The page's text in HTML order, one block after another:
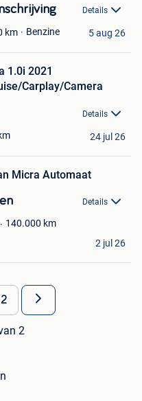
Details
km Benzine 5 aug 26
1.0i 2021
Carplay/Camera
Details
24 jul 26
Micra Automaat
Details
140.000 km
2 jul 26
2
2